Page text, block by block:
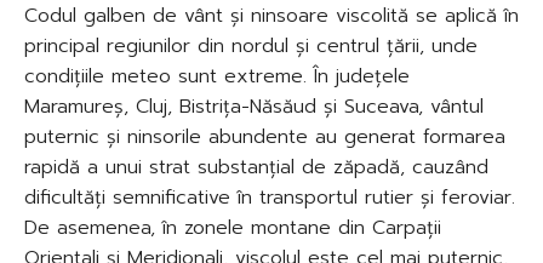
Codul galben de vânt și ninsoare viscolită se aplică în
principal regiunilor din nordul și centrul țării, unde
condițiile meteo sunt extreme. În județele
Maramureș, Cluj, Bistrița-Năsăud și Suceava, vântul
puternic și ninsorile abundente au generat formarea
rapidă a unui strat substanțial de zăpadă, cauzând
dificultăți semnificative în transportul rutier și feroviar.
De asemenea, în zonele montane din Carpații